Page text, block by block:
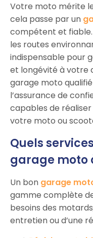
Votre moto mérite
cela passe par un
compétent et fiable.
les routes
indispensable pour
et longévité à votre
garage moto qualifié
l’assurance de
capables de
votre moto ou
Quels
garage moto
Un bon garage
gamme complète
besoins des
entretien ou d’une